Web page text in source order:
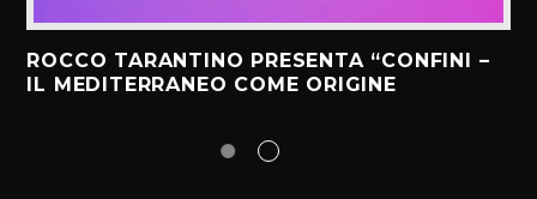
ROCCO TARANTINO PRESENTA “CONFINI –
IL MEDITERRANEO COME ORIGINE